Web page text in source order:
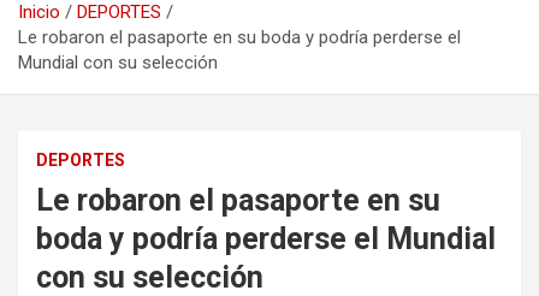
Inicio
DEPORTES
Le robaron el pasaporte en su boda y podría perderse el
Mundial con su selección
DEPORTES
Le robaron el pasaporte en su
boda y podría perderse el Mundial
con su selección